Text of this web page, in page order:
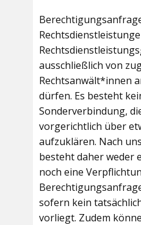
ausschließlich von
Rechtsanwält*innen
dürfen. Es besteht
Sonderverbindung,
vorgerichtlich über
aufzuklären. Nach
besteht daher weder
noch eine
sofern kein
vorliegt. Zudem